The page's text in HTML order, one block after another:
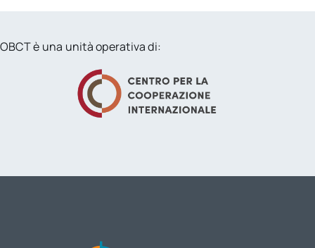
OBCT è una unità operativa di: